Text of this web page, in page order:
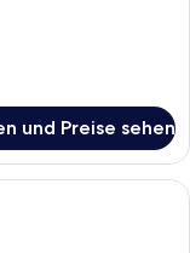
und Preise sehen